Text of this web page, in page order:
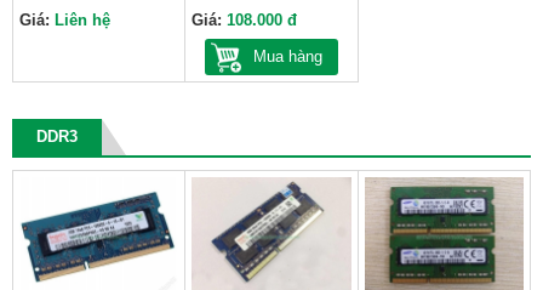
Giá: Liên hệ
Giá:108.000 đ
Mua hàng
DDR3